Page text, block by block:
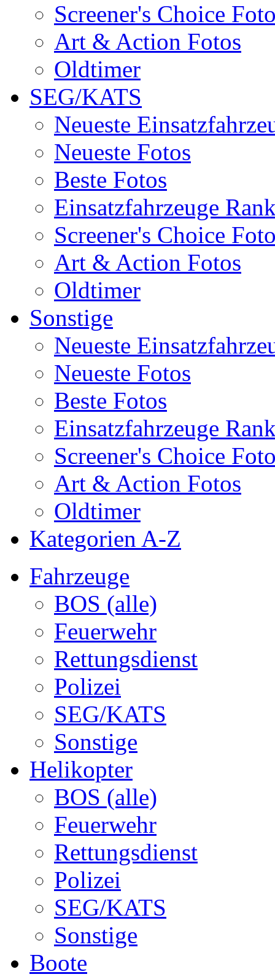
Screener's Choice
Art & Action Fotos
Oldtimer
SEG/KATS
Neueste
Neueste Fotos
Beste Fotos
Einsatzfahrzeuge
Screener's Choice
Art & Action Fotos
Oldtimer
Sonstige
Neueste
Neueste Fotos
Beste Fotos
Einsatzfahrzeuge
Screener's Choice
Art & Action Fotos
Oldtimer
Kategorien A-Z
Fahrzeuge
BOS (alle)
Feuerwehr
Rettungsdienst
Polizei
SEG/KATS
Sonstige
Helikopter
BOS (alle)
Feuerwehr
Rettungsdienst
Polizei
SEG/KATS
Sonstige
Boote